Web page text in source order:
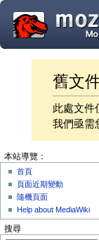
舊文
此處文件
我們亟需
本站導覽：
首頁
頁面近期變動
隨機頁面
Help about MediaWiki
搜尋